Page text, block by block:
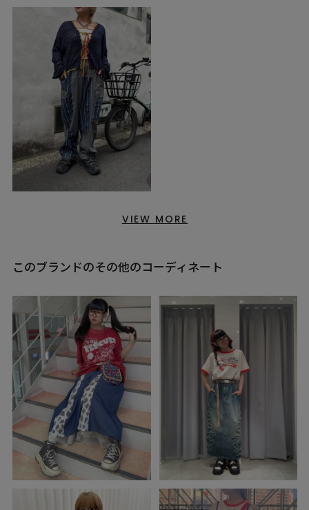
VIEW MORE
このブランドのその他のコーディネート